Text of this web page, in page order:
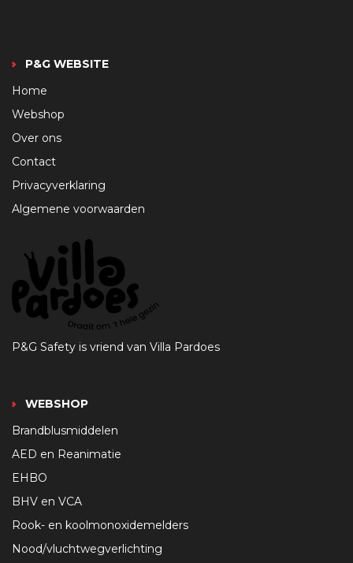
P&G WEBSITE
Home
Webshop
Over ons
Contact
Privacyverklaring
Algemene voorwaarden
P&G Safety is vriend van Villa Pardoes
WEBSHOP
Brandblusmiddelen
AED en Reanimatie
EHBO
BHV en VCA
Rook- en koolmonoxidemelders
Nood/vluchtwegverlichting